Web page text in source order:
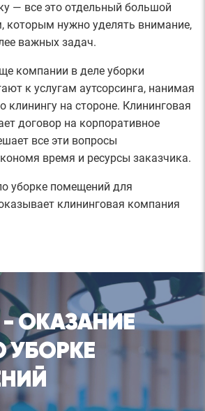
— все это отдельный большой
которым нужно уделять внимание,
важных задач.
компании в деле уборки
к услугам аутсорсинга, нанимая
клинингу на стороне. Клининговая
договор на корпоративное
все эти вопросы
время и ресурсы заказчика.
уборке помещений для
клининговая компания
ОКАЗАНИЕ
УБОРКЕ